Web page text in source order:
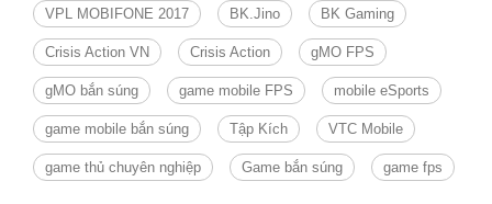
VPL MOBIFONE 2017 BK.Jino BK Gaming
Crisis Action VN Crisis Action gMO FPS
gMO bắn súng game mobile FPS mobile eSports
game mobile bắn súng Tập Kích VTC Mobile
game thủ chuyên nghiệp Game bắn súng game fps